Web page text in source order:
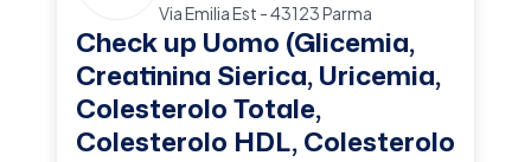
Via Emilia Est - 43123 Parma
Check up Uomo (Glicemia,
Creatinina Sierica, Uricemia,
Colesterolo Totale,
Colesterolo HDL, Colesterolo